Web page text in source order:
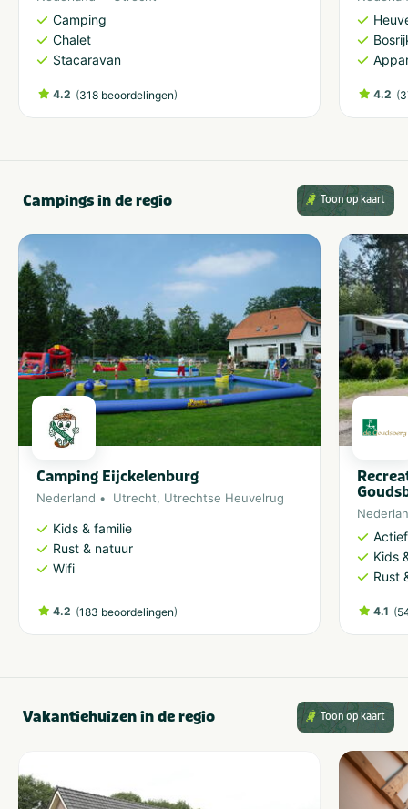
Camping
Chalet
Stacaravan
4.2 (318 beoordelingen) 4.2 (
Campings in de regio Toon op kaart
Camping Eijckelenburg
Nederland Utrecht, Utrechtse Heuvelrug
Kids & familie
Rust & natuur
Wifi
4.2 (183 beoordelingen)
Kids
Rust
4.1 (
Vakantiehuizen in de regio Toon op kaart